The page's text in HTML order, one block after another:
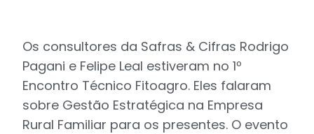
Os consultores da Safras & Cifras Rodrigo
Pagani e Felipe Leal estiveram no 1º
Encontro Técnico Fitoagro. Eles falaram
sobre Gestão Estratégica na Empresa
Rural Familiar para os presentes. O evento